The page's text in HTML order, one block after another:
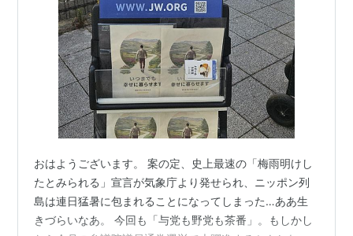
おはようございます。 案の定、史上最速の「梅雨明けし
たとみられる」宣言が気象庁より発せられ、ニッポン列
島は連日猛暑に包まれることになってしまった…ああ生
きづらいなあ。 今回も「与党も野党も茶番」。もしかし